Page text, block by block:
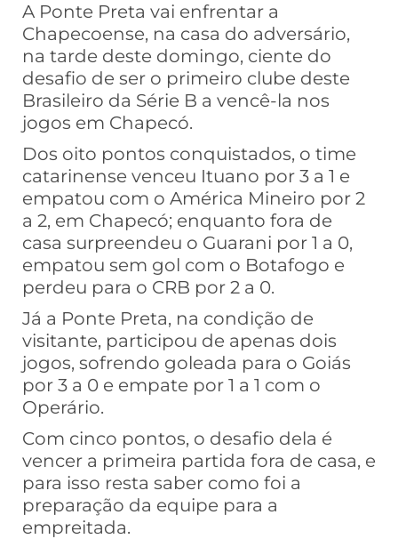
A Ponte Preta vai enfrentar a
Chapecoense, na casa do adversário,
na tarde deste domingo, ciente do
desafio de ser o primeiro clube deste
Brasileiro da Série B a vencê-la nos
jogos em Chapecó.
Dos oito pontos conquistados, o time
catarinense venceu Ituano por 3 a 1 e
empatou com o América Mineiro por 2
a 2, em Chapecó; enquanto fora de
casa surpreendeu o Guarani por 1 a 0,
empatou sem gol com o Botafogo e
perdeu para o CRB por 2 a 0.
Já a Ponte Preta, na condição de
visitante, participou de apenas dois
jogos, sofrendo goleada para o Goiás
por 3 a 0 e empate por 1 a 1 com o
Operário.
Com cinco pontos, o desafio dela é
vencer a primeira partida fora de casa, e
para isso resta saber como foi a
preparação da equipe para a
empreitada.